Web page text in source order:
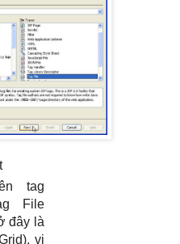
tag
File
đây là
vị